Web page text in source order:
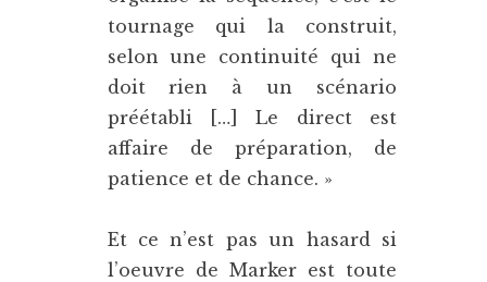
tournage qui la construit,
selon une continuité qui ne
doit rien à un scénario
préétabli […] Le direct est
affaire de préparation, de
patience et de chance. »
Et ce n’est pas un hasard si
l’oeuvre de Marker est toute